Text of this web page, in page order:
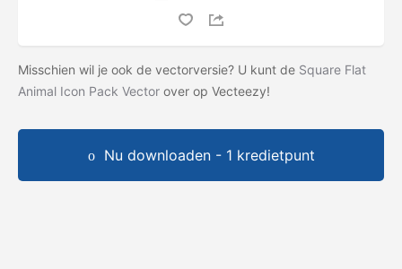
Misschien wil je ook de vectorversie? U kunt de Square Flat
Animal Icon Pack Vector over op Vecteezy!
Nu downloaden - 1 kredietpunt